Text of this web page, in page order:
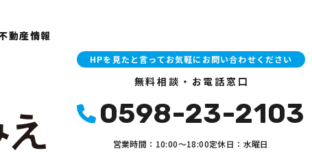
動産情報
HPを見たと言ってお気軽にお問い合わせください
無料相談・お電話窓口
0598-23-2103
営業時間：10:00〜18:00定休日：水曜日